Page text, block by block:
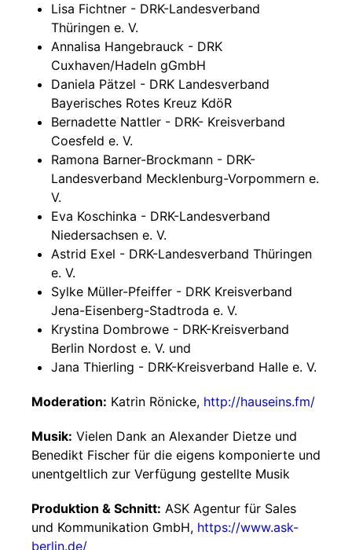
Lisa Fichtner - DRK-Landesverband
Thüringen e. V.
Annalisa Hangebrauck - DRK
Cuxhaven/Hadeln gGmbH
Daniela Pätzel - DRK Landesverband
Bayerisches Rotes Kreuz KdöR
Bernadette Nattler - DRK- Kreisverband
Coesfeld e. V.
Ramona Barner-Brockmann - DRK-
Landesverband Mecklenburg-Vorpommern e.
V.
Eva Koschinka - DRK-Landesverband
Niedersachsen e. V.
Astrid Exel - DRK-Landesverband Thüringen
e. V.
Sylke Müller-Pfeiffer - DRK Kreisverband
Jena-Eisenberg-Stadtroda e. V.
Krystina Dombrowe - DRK-Kreisverband
Berlin Nordost e. V. und
Jana Thierling - DRK-Kreisverband Halle e. V.
Moderation: Katrin Rönicke, http://hauseins.fm/
Musik: Vielen Dank an Alexander Dietze und
Benedikt Fischer für die eigens komponierte und
unentgeltlich zur Verfügung gestellte Musik
Produktion & Schnitt: ASK Agentur für Sales
und Kommunikation GmbH, https://www.ask-
berlin.de/